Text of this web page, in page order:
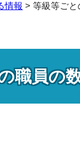
情報 > 等級等ごと
職員の